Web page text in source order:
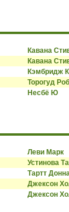
Кавана
Кавана
Кэмбридж
Торогуд
Несбё Ю
Леви Марк
Устинова
Тартт
Джексон
Джексон